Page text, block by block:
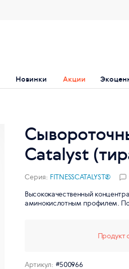
Новинки Акции
Catalyst
Серия: FITNESSCATALYST®
Высококачественный
аминокислотным профилем.
Продукт
Артикул: #500966